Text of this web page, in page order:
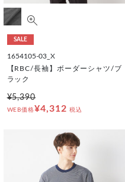
SALE
1654105-03_X
【RBC/長袖】ボーダーシャツ/ブ
ラック
¥5,390
WEB価格¥4,312 税込